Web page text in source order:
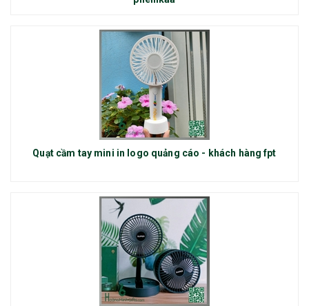
Quạt cầm tay mini in logo quảng cáo - khách hàng fpt